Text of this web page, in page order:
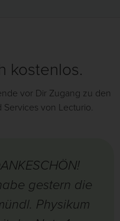
kostenlos.
vor Dir Zugang zu den
von Lecturio.
gestern die
Physikum